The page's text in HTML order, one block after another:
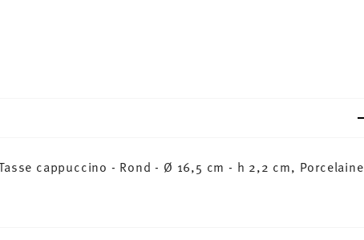
cappuccino - Rond - Ø 16,5 cm - h 2,2 cm, Porcelaine